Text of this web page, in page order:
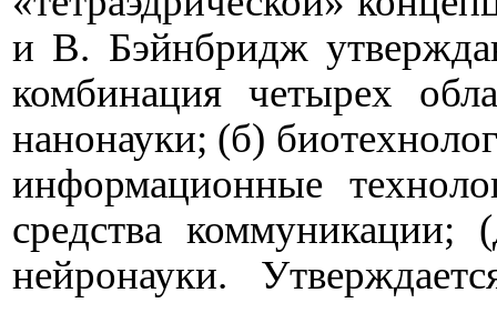
и В. Бэйнбридж
комбинация четырех
нанонауки; (б)
информационные
средства
нейронауки.